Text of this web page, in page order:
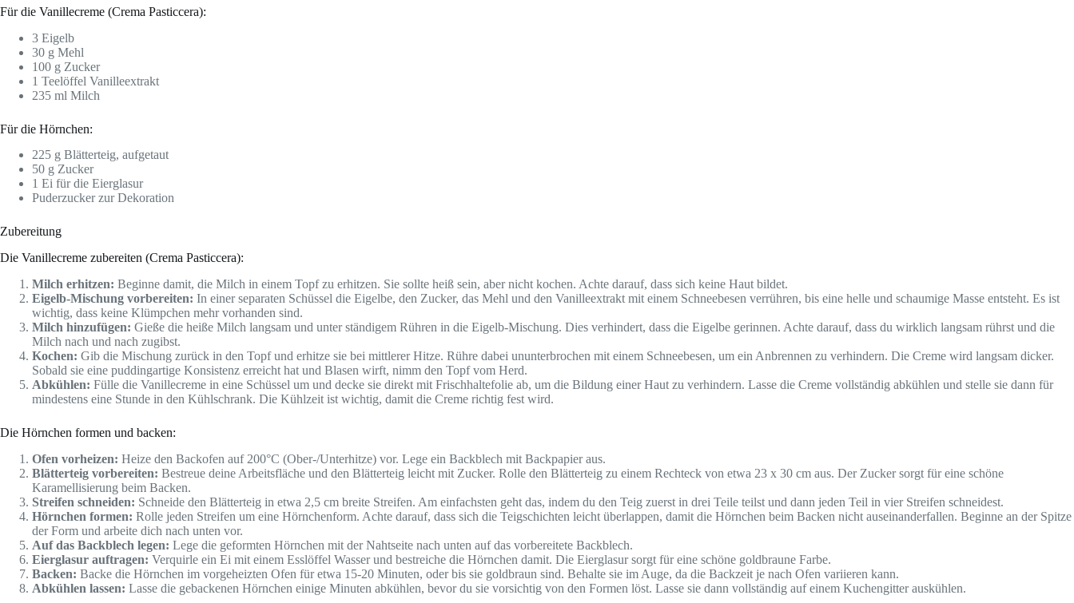
Für die Vanillecreme (Crema Pasticcera):
3 Eigelb
30 g Mehl
100 g Zucker
1 Teelöffel Vanilleextrakt
235 ml Milch
Für die Hörnchen:
225 g Blätterteig, aufgetaut
50 g Zucker
1 Ei für die Eierglasur
Puderzucker zur Dekoration
Zubereitung
Die Vanillecreme zubereiten (Crema Pasticcera):
Milch erhitzen: Beginne damit, die Milch in einem Topf zu erhitzen. Sie sollte heiß sein, aber nicht kochen. Achte darauf, dass sich keine Haut bildet.
Eigelb-Mischung vorbereiten: In einer separaten Schüssel die Eigelbe, den Zucker, das Mehl und den Vanilleextrakt mit einem Schneebesen verrühren, bis eine helle und schaumige Masse entsteht. Es ist
wichtig, dass keine Klümpchen mehr vorhanden sind.
Milch hinzufügen: Gieße die heiße Milch langsam und unter ständigem Rühren in die Eigelb-Mischung. Dies verhindert, dass die Eigelbe gerinnen. Achte darauf, dass du wirklich langsam rührst und die
Milch nach und nach zugibst.
Kochen: Gib die Mischung zurück in den Topf und erhitze sie bei mittlerer Hitze. Rühre dabei ununterbrochen mit einem Schneebesen, um ein Anbrennen zu verhindern. Die Creme wird langsam dicker.
Sobald sie eine puddingartige Konsistenz erreicht hat und Blasen wirft, nimm den Topf vom Herd.
Abkühlen: Fülle die Vanillecreme in eine Schüssel um und decke sie direkt mit Frischhaltefolie ab, um die Bildung einer Haut zu verhindern. Lasse die Creme vollständig abkühlen und stelle sie dann für
mindestens eine Stunde in den Kühlschrank. Die Kühlzeit ist wichtig, damit die Creme richtig fest wird.
Die Hörnchen formen und backen:
Ofen vorheizen: Heize den Backofen auf 200°C (Ober-/Unterhitze) vor. Lege ein Backblech mit Backpapier aus.
Blätterteig vorbereiten: Bestreue deine Arbeitsfläche und den Blätterteig leicht mit Zucker. Rolle den Blätterteig zu einem Rechteck von etwa 23 x 30 cm aus. Der Zucker sorgt für eine schöne
Karamellisierung beim Backen.
Streifen schneiden: Schneide den Blätterteig in etwa 2,5 cm breite Streifen. Am einfachsten geht das, indem du den Teig zuerst in drei Teile teilst und dann jeden Teil in vier Streifen schneidest.
Hörnchen formen: Rolle jeden Streifen um eine Hörnchenform. Achte darauf, dass sich die Teigschichten leicht überlappen, damit die Hörnchen beim Backen nicht auseinanderfallen. Beginne an der Spitze
der Form und arbeite dich nach unten vor.
Auf das Backblech legen: Lege die geformten Hörnchen mit der Nahtseite nach unten auf das vorbereitete Backblech.
Eierglasur auftragen: Verquirle ein Ei mit einem Esslöffel Wasser und bestreiche die Hörnchen damit. Die Eierglasur sorgt für eine schöne goldbraune Farbe.
Backen: Backe die Hörnchen im vorgeheizten Ofen für etwa 15-20 Minuten, oder bis sie goldbraun sind. Behalte sie im Auge, da die Backzeit je nach Ofen variieren kann.
Abkühlen lassen: Lasse die gebackenen Hörnchen einige Minuten abkühlen, bevor du sie vorsichtig von den Formen löst. Lasse sie dann vollständig auf einem Kuchengitter auskühlen.